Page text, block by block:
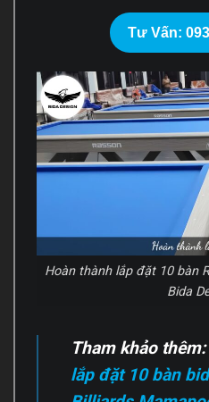
Tư Vấn:
Hoàn thành lắp đặt 10 bàn
Bida
Tham khảo thêm:
lắp đặt 10 bàn